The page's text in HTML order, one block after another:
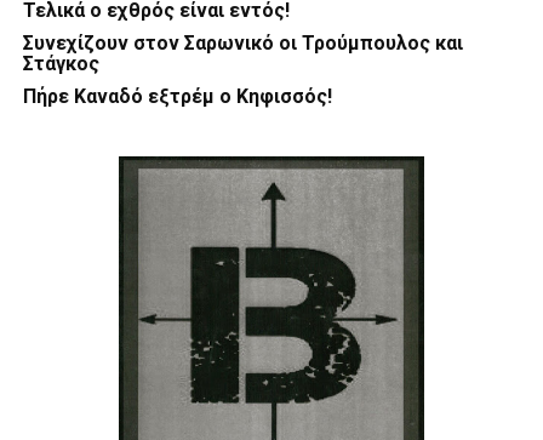
Τελικά ο εχθρός είναι εντός!
Συνεχίζουν στον Σαρωνικό οι Τρούμπουλος και
Στάγκος
Πήρε Καναδό εξτρέμ ο Κηφισσός!